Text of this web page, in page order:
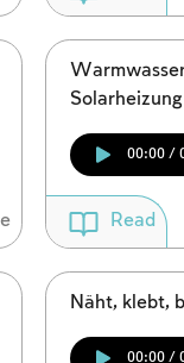
Solarheizung
00:00 /
Read
Näht, klebt,
00:00 /